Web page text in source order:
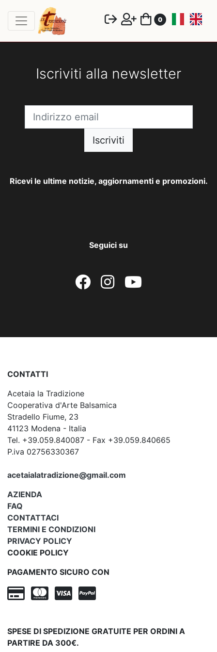
toggle navigation 0
Iscriviti alla newsletter
Iscriviti
Ricevi le ultime notizie, aggiornamenti e promozioni.
Seguici su
CONTATTI
Acetaia la Tradizione
Cooperativa d'Arte Balsamica
Stradello Fiume, 23
41123 Modena - Italia
Tel. +39.059.840087 - Fax +39.059.840665
P.iva 02756330367
acetaialatradizione@gmail.com
AZIENDA
FAQ
CONTATTACI
TERMINI E CONDIZIONI
PRIVACY POLICY
COOKIE POLICY
PAGAMENTO SICURO CON
SPESE DI SPEDIZIONE GRATUITE PER ORDINI A
PARTIRE DA 300€.